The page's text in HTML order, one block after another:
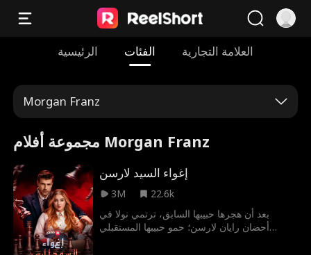
الرئيسية الفئات العلامة التجارية
Morgan Franz
مجموعة أفلام Morgan Franz
إغواء السيد لارسن
3M
22.6k
بعد أن هجرها حبيبها السابق، ترتمي نولا في
أحضان رايان لارسن؛ حمو حبيبها المستقبلي